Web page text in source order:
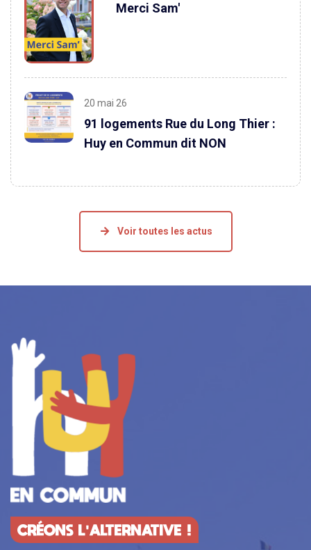
Merci Sam'
20 mai 26
91 logements Rue du Long Thier :
Huy en Commun dit NON
Voir toutes les actus
CRÉONS L'ALTERNATIVE !